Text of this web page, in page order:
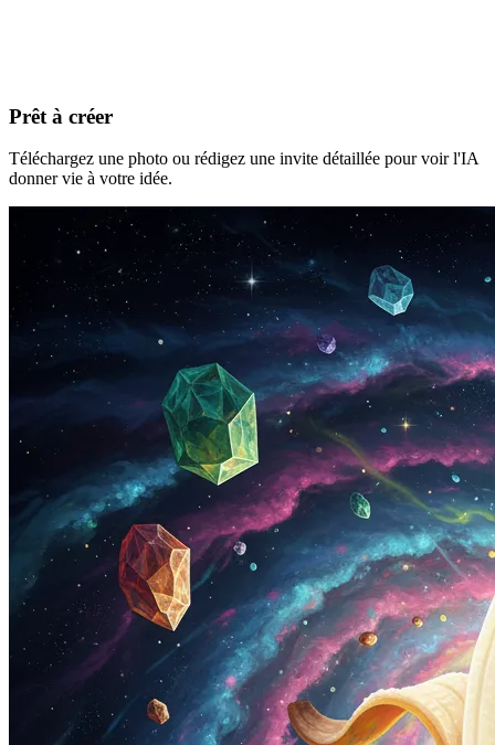
Prêt à créer
Téléchargez une photo ou rédigez une invite détaillée pour voir l'IA
donner vie à votre idée.